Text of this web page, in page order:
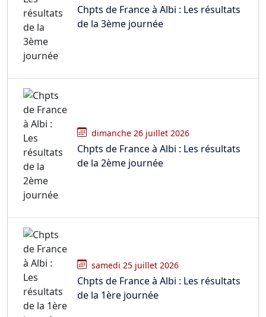
Chpts de France à Albi : Les résultats
de la 3ème journée
dimanche 26 juillet 2026
Chpts de France à Albi : Les résultats
de la 2ème journée
samedi 25 juillet 2026
Chpts de France à Albi : Les résultats
de la 1ère journée